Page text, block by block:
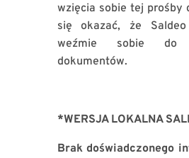
wzięcia sobie tej prośby
się okazać, że
weźmie sobie
dokumentów.
*WERSJA LOKALNA
Brak doświadczonego